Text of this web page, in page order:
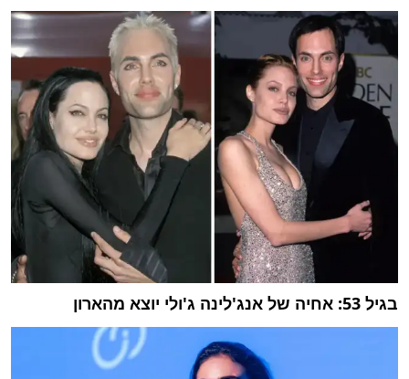
בגיל 53: אחיה של אנג'לינה ג'ולי יוצא מהארון